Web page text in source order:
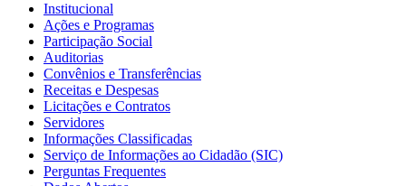
Institucional
Ações e Programas
Participação Social
Auditorias
Convênios e Transferências
Receitas e Despesas
Licitações e Contratos
Servidores
Informações Classificadas
Serviço de Informações ao Cidadão (SIC)
Perguntas Frequentes